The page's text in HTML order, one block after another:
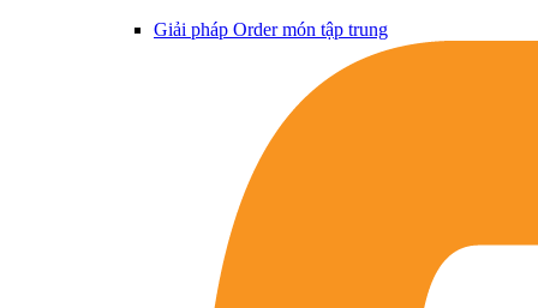
Giải pháp Order món tập trung